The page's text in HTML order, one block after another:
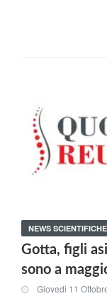
NEWS SCIENTIFICHE
Gotta, figli
sono a
Giovedi 11